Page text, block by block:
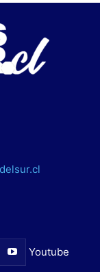
Youtube